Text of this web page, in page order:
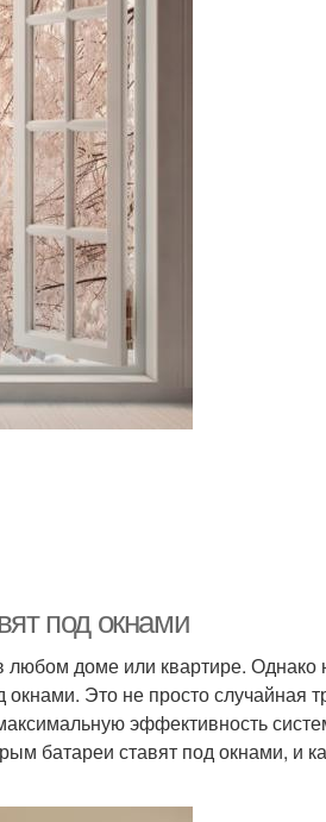
под окнами
доме или квартире. Однако
Это не просто случайная
эффективность
батареи ставят под окнами, и